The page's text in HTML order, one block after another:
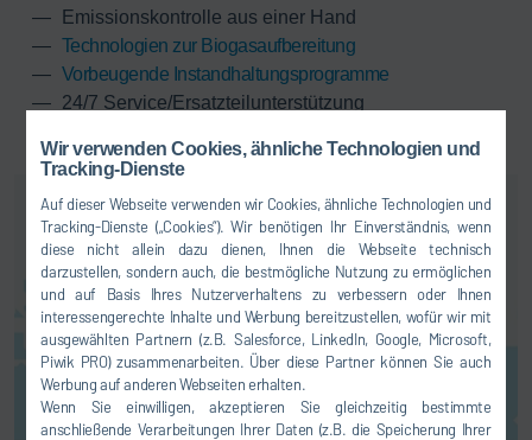
Wir verwenden Cookies, ähnliche Technologien und
Tracking-Dienste
Auf dieser Webseite verwenden wir Cookies, ähnliche Technologien und
Tracking-Dienste („Cookies“). Wir benötigen Ihr Einverständnis, wenn
diese nicht allein dazu dienen, Ihnen die Webseite technisch
darzustellen, sondern auch, die bestmögliche Nutzung zu ermöglichen
und auf Basis Ihres Nutzerverhaltens zu verbessern oder Ihnen
interessengerechte Inhalte und Werbung bereitzustellen, wofür wir mit
ausgewählten Partnern (z.B. Salesforce, LinkedIn, Google, Microsoft,
Piwik PRO) zusammenarbeiten. Über diese Partner können Sie auch
Werbung auf anderen Webseiten erhalten.
Wenn Sie einwilligen, akzeptieren Sie gleichzeitig bestimmte
anschließende Verarbeitungen Ihrer Daten (z.B. die Speicherung Ihrer
Emissionskontrolle aus einer Hand
Technologien zur Biogasaufbereitung
Vorbeugende Instandhaltungsprogramme
24/7 Service/Ersatzteilunterstützung
Hier können Sie einen
Kartendienst aktivieren. Dadurch
kommt es zu einer Übermittlung
Ihrer Daten (z.B. IP-Adresse) an